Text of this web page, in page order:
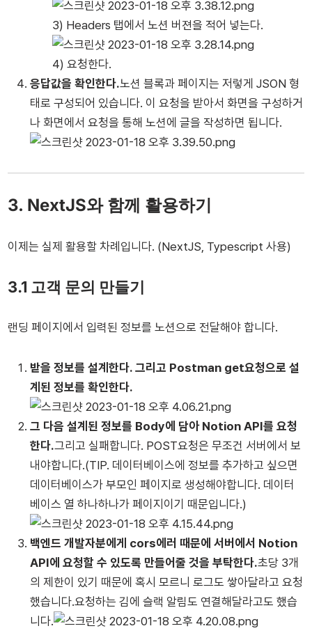
3) Headers 탭에서 노션 버젼을 적어 넣는다.
4) 요청한다.
응답값을 확인한다.노션 블록과 페이지는 저렇게 JSON 형
태로 구성되어 있습니다. 이 요청을 받아서 화면을 구성하거
나 화면에서 요청을 통해 노션에 글을 작성하면 됩니다.
3. NextJS와 함께 활용하기
이제는 실제 활용할 차례입니다. (NextJS, Typescript 사용)
3.1 고객 문의 만들기
랜딩 페이지에서 입력된 정보를 노션으로 전달해야 합니다.
받을 정보를 설계한다. 그리고 Postman get요청으로 설
계된 정보를 확인한다.
그 다음 설계된 정보를 Body에 담아 Notion API를 요청
한다.그리고 실패합니다. POST요청은 무조건 서버에서 보
내야합니다.(TIP. 데이터베이스에 정보를 추가하고 싶으면
데이터베이스가 부모인 페이지로 생성해야합니다. 데이터
베이스 열 하나하나가 페이지이기 때문입니다.)
백엔드 개발자분에게 cors에러 때문에 서버에서 Notion
API에 요청할 수 있도록 만들어줄 것을 부탁한다.초당 3개
의 제한이 있기 때문에 혹시 모르니 로그도 쌓아달라고 요청
했습니다.요청하는 김에 슬랙 알림도 연결해달라고도 했습
니다.